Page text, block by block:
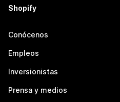
Shopify
Conócenos
Empleos
Inversionistas
Prensa y medios